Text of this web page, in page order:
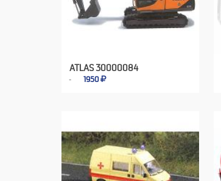
ATLAS 30000084
1950